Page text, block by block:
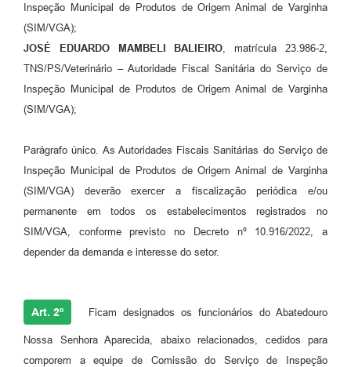
Inspeção Municipal de Produtos de Origem Animal de Varginha
(SIM/VGA);
JOSÉ EDUARDO MAMBELI BALIEIRO , matrícula 23.986-2,
TNS/PS/Veterinário – Autoridade Fiscal Sanitária do Serviço de
Inspeção Municipal de Produtos de Origem Animal de Varginha
(SIM/VGA);
Parágrafo único. As Autoridades Fiscais Sanitárias do Serviço de
Inspeção Municipal de Produtos de Origem Animal de Varginha
(SIM/VGA) deverão exercer a fiscalização periódica e/ou
permanente em todos os estabelecimentos registrados no
SIM/VGA, conforme previsto no Decreto nº 10.916/2022, a
depender da demanda e interesse do setor.
Art. 2º Ficam designados os funcionários do Abatedouro
Nossa Senhora Aparecida, abaixo relacionados, cedidos para
comporem a equipe de Comissão do Serviço de Inspeção